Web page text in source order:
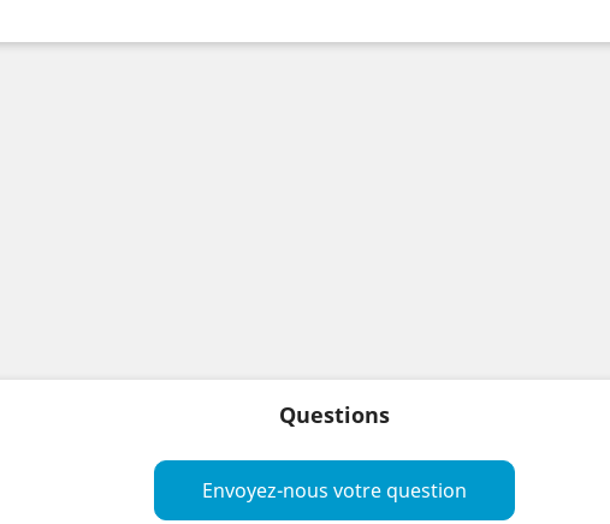
Questions
Envoyez-nous votre question